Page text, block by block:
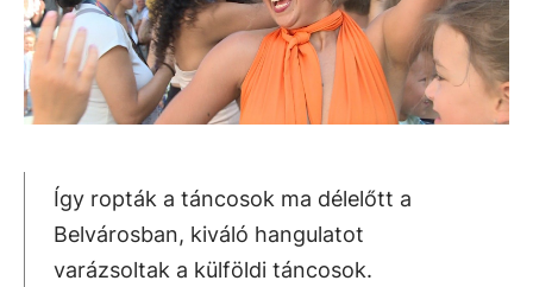
Így ropták a táncosok ma délelőtt a
Belvárosban, kiváló hangulatot
varázsoltak a külföldi táncosok.